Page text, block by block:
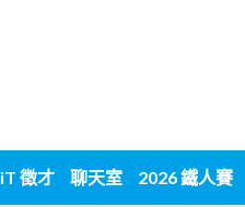
iT 徵才 聊天室 2026 鐵人賽